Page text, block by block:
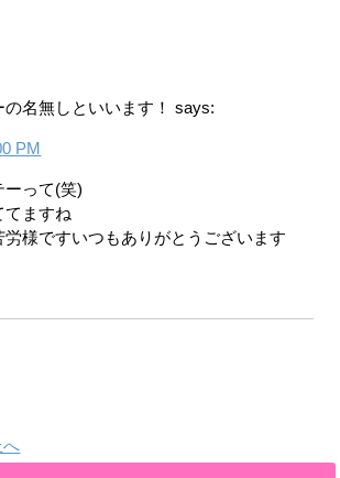
名無しといいます！
says:
PM
ーって(笑)
てますね
様ですいつもありがとうございます
へ